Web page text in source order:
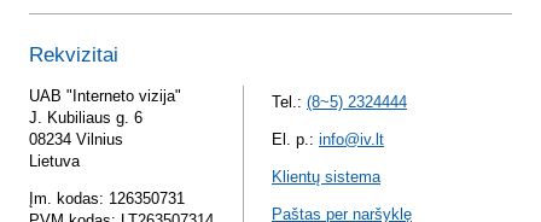
Rekvizitai
UAB "Interneto vizija"
J. Kubiliaus g. 6
08234 Vilnius
Lietuva
Įm. kodas: 126350731
Tel.: (8~5) 2324444
El. p.: info@iv.lt
Klientų sistema
Paštas per naršyklę